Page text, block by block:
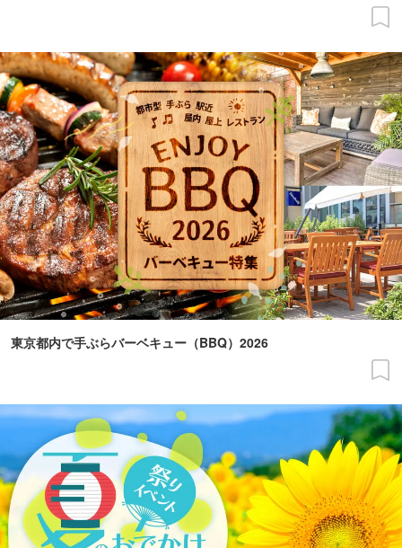
東京都内で手ぶらバーベキュー（BBQ）2026